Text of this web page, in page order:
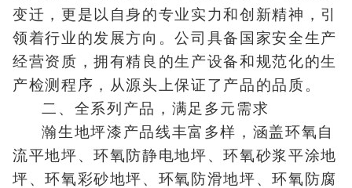
变迁，更是以自身的专业实力和创新精神，引
领着行业的发展方向。公司具备国家安全生产
经营资质，拥有精良的生产设备和规范化的生
产检测程序，从源头上保证了产品的品质。
二、全系列产品，满足多元需求
瀚生地坪漆产品线丰富多样，涵盖环氧自
流平地坪、环氧防静电地坪、环氧砂浆平涂地
坪、环氧彩砂地坪、环氧防滑地坪、环氧防腐